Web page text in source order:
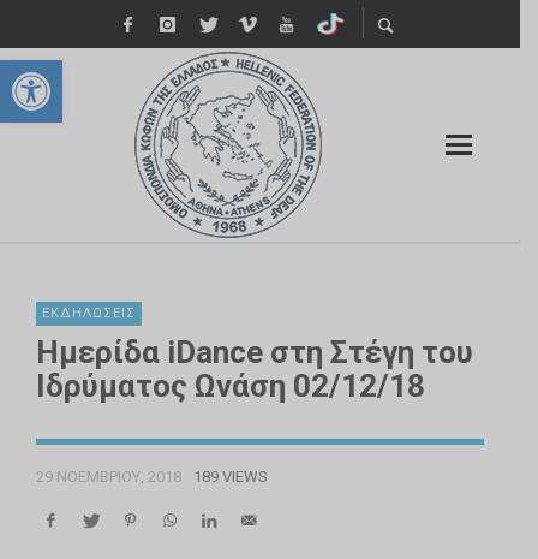
Ανοίξτε τη γραμμή εργαλείων
ΕΚΔΗΛΏΣΕΙΣ
Ημερίδα iDance στη Στέγη του
Ιδρύματος Ωνάση 02/12/18
29 ΝΟΕΜΒΡΊΟΥ, 2018 189 VIEWS